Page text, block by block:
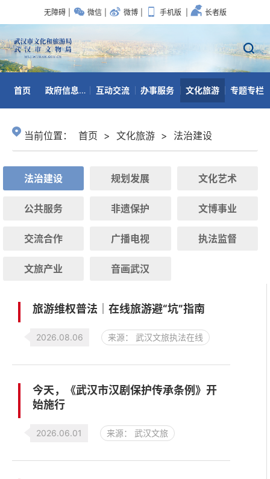
无障碍 微信 微博 手机版 长者版
首页 政府信息公开 互动交流 办事服务 文化旅游 专题专栏
当前位置： 首页 > 文化旅游 > 法治建设
法治建设 规划发展 文化艺术
公共服务 非遗保护 文博事业
交流合作 广播电视 执法监督
文旅产业 音画武汉
旅游维权普法｜在线旅游避“坑”指南
2026.08.06 来源： 武汉文旅执法在线
今天，《武汉市汉剧保护传承条例》开
始施行
2026.06.01 来源： 武汉文旅